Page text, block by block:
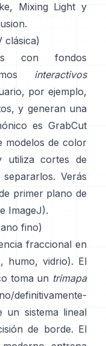
, Mixing Light y
.
clásica)
con fondos
interactivos
por ejemplo,
y generan una
es GrabCut
modelos de color
utiliza cortes de
Verás
primer plano de
ImageJ).
fino)
fraccional en
humo, vidrio). El
toma un trimapa
definitivamente-
un sistema lineal
de borde. El